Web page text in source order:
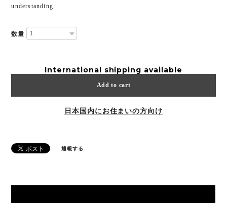
understanding.
数量
International shipping available
Add to cart
日本国内にお住まいの方向け
通報する